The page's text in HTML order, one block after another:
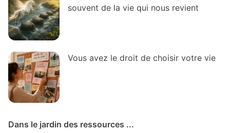
souvent de la vie qui nous revient
Vous avez le droit de choisir votre vie
Dans le jardin des ressources ...